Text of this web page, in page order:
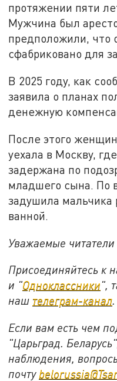
протяжении пяти
Мужчина был
предположили, что
сфабриковано для
В 2025 году, как
заявила о планах
денежную
После этого
уехала в Москву,
задержана по
младшего сына. По
задушила мальчика
ванной.
Уважаемые
Присоединяйтесь к
и "Одноклассники",
наш телеграм-канал.
Если вам есть чем
"Царьград.
наблюдения,
почту